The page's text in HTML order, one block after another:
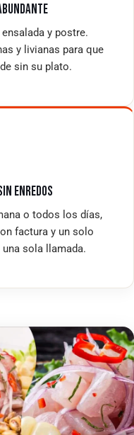
y postre.
y livianas para que
sin su plato.
ENREDOS
o todos los días,
factura y un solo
sola llamada.